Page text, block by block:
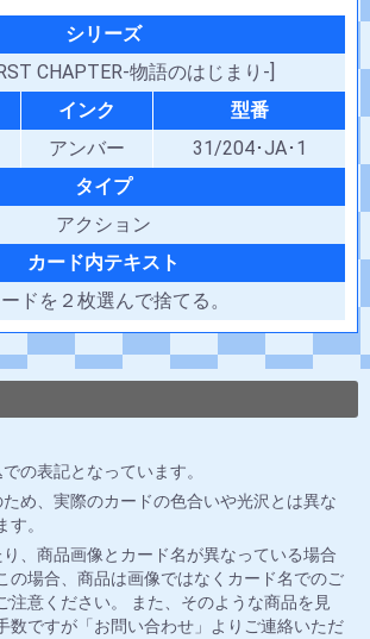
シリーズ
CHAPTER-物語のはじまり-]
インク
型番
アンバー
31/204･JA･1
タイプ
アクション
カード内テキスト
ドを２枚選んで捨てる。
の表記となっています。
め、実際のカードの色合いや光沢とは異な
す。
、商品画像とカード名が異なっている場合
の場合、商品は画像ではなくカード名でのご
注意ください。 また、そのような商品を見
数ですが「お問い合わせ」よりご連絡いただ